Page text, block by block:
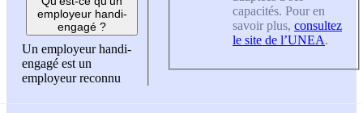
employeur handi-
engagé ?
Un employeur handi-
engagé est un
employeur reconnu
capacités. Pour en
savoir plus, consultez
le site de l’UNEA.